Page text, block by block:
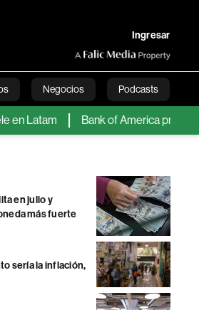
Ingresar
Negocios Podcasts
Bank of America prevé que
en julio y
más fuerte
sería la inflación,